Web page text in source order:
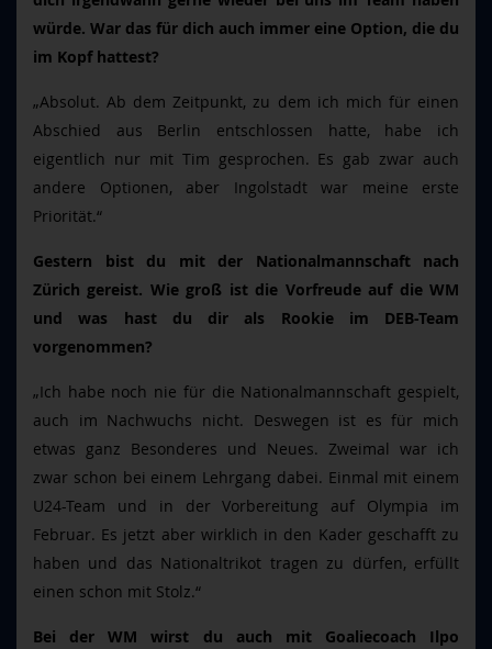
würde. War das für dich auch immer eine Option, die du
im Kopf hattest?
„Absolut. Ab dem Zeitpunkt, zu dem ich mich für einen
Abschied aus Berlin entschlossen hatte, habe ich
eigentlich nur mit Tim gesprochen. Es gab zwar auch
andere Optionen, aber Ingolstadt war meine erste
Priorität.“
Gestern bist du mit der Nationalmannschaft nach
Zürich gereist. Wie groß ist die Vorfreude auf die WM
und was hast du dir als Rookie im DEB-Team
vorgenommen?
„Ich habe noch nie für die Nationalmannschaft gespielt,
auch im Nachwuchs nicht. Deswegen ist es für mich
etwas ganz Besonderes und Neues. Zweimal war ich
zwar schon bei einem Lehrgang dabei. Einmal mit einem
U24-Team und in der Vorbereitung auf Olympia im
Februar. Es jetzt aber wirklich in den Kader geschafft zu
haben und das Nationaltrikot tragen zu dürfen, erfüllt
einen schon mit Stolz.“
Bei der WM wirst du auch mit Goaliecoach Ilpo